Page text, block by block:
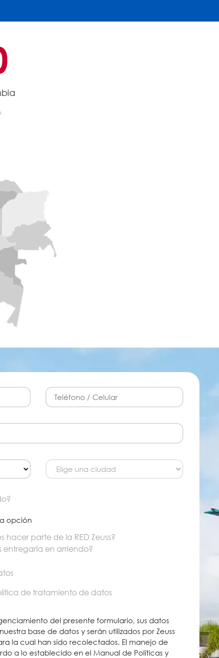
opción
hacer parte de la RED Zeuss?
entregarla en arriendo?
de tratamiento de datos
del presente formulario, sus datos
base de datos y serán utilizados por Zeuss
la cual han sido recolectados. El manejo de
a lo establecido en el Manual de Políticas y